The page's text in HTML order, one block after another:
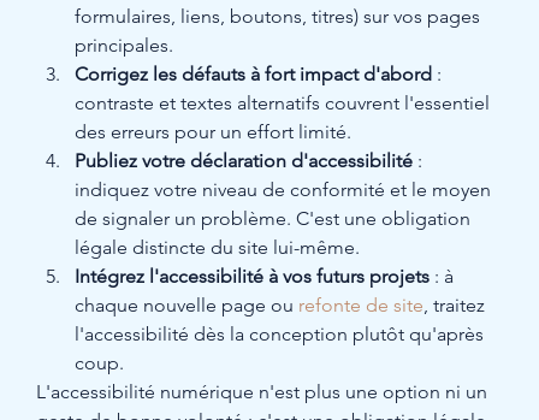
formulaires, liens, boutons, titres) sur vos pages
principales.
Corrigez les défauts à fort impact d'abord :
contraste et textes alternatifs couvrent l'essentiel
des erreurs pour un effort limité.
Publiez votre déclaration d'accessibilité :
indiquez votre niveau de conformité et le moyen
de signaler un problème. C'est une obligation
légale distincte du site lui-même.
Intégrez l'accessibilité à vos futurs projets : à
chaque nouvelle page ou refonte de site, traitez
l'accessibilité dès la conception plutôt qu'après
coup.
L'accessibilité numérique n'est plus une option ni un